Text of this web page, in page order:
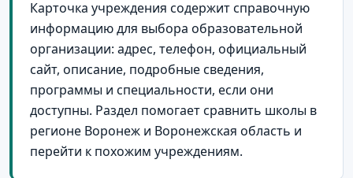
Карточка учреждения содержит справочную
информацию для выбора образовательной
организации: адрес, телефон, официальный
сайт, описание, подробные сведения,
программы и специальности, если они
доступны. Раздел помогает сравнить школы в
регионе Воронеж и Воронежская область и
перейти к похожим учреждениям.